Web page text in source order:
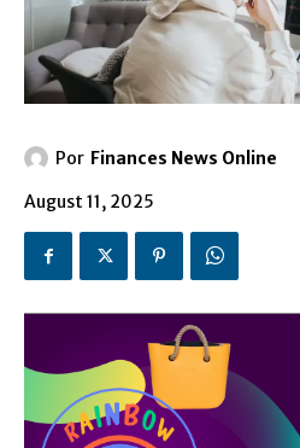
Por Finances News Online
August 11, 2025